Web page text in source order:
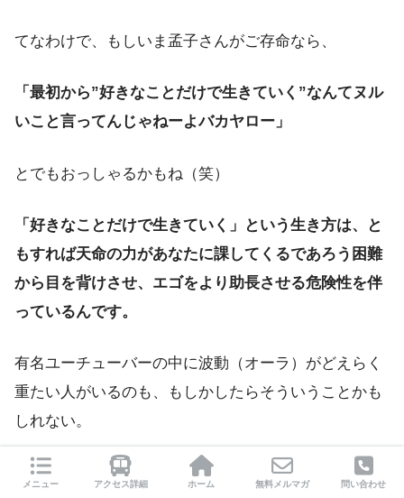
てなわけで、もしいま孟子さんがご存命なら、
「最初から”好きなことだけで生きていく”なんてヌル
いこと言ってんじゃねーよバカヤロー」
とでもおっしゃるかもね（笑）
「好きなことだけで生きていく」という生き方は、と
もすれば天命の力があなたに課してくるであろう困難
から目を背けさせ、エゴをより助長させる危険性を伴
っているんです。
有名ユーチューバーの中に波動（オーラ）がどえらく
重たい人がいるのも、もしかしたらそういうことかも
しれない。
・・・ま、世の中に受け入れられている価値観とは全
メニュー アクセス詳細 ホーム 無料メルマガ 問い合わせ